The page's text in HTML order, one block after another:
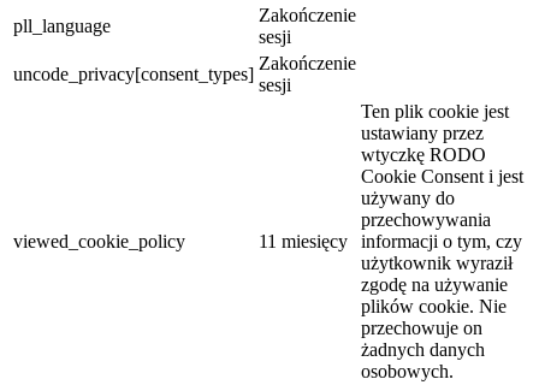
pll_language
Zakończenie
sesji
uncode_privacy[consent_types]
Zakończenie
sesji
viewed_cookie_policy 11 miesięcy
Ten plik cookie jest
ustawiany przez
wtyczkę RODO
Cookie Consent i jest
używany do
przechowywania
informacji o tym, czy
użytkownik wyraził
zgodę na używanie
plików cookie. Nie
przechowuje on
żadnych danych
osobowych.